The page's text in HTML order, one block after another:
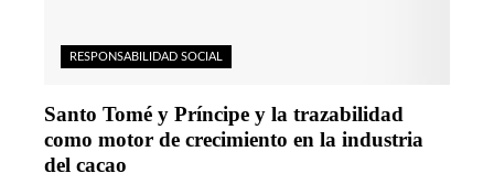
RESPONSABILIDAD SOCIAL
Santo Tomé y Príncipe y la trazabilidad
como motor de crecimiento en la industria
del cacao